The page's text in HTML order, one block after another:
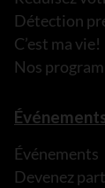
Détection
C’est ma vie!
Nos
Événements
Devenez